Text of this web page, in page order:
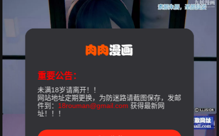
重要公告：
未满18岁请离开！！
网站地址定期更换，为防迷路请截图保存，发邮
件到： 18rouman@gmail.com 获得最新网
址！！！